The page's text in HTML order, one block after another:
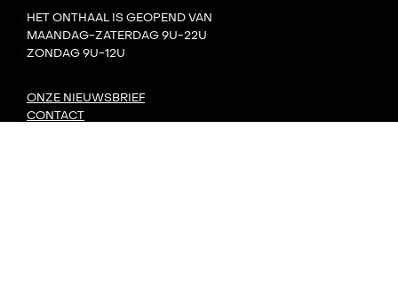
HET ONTHAAL IS GEOPEND VAN
MAANDAG-ZATERDAG 9U-22U
ZONDAG 9U-12U
ONZE NIEUWSBRIEF
CONTACT